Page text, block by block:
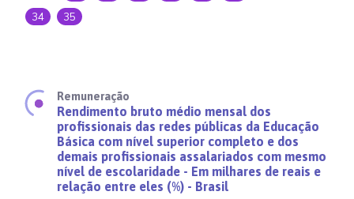
34
35
Remuneração
Rendimento bruto médio mensal dos
profissionais das redes públicas da Educação
Básica com nível superior completo e dos
demais profissionais assalariados com mesmo
nível de escolaridade - Em milhares de reais e
relação entre eles (%) - Brasil